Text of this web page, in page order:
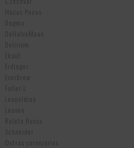
Hocus Pocus
Dogma
DeHalveMaan
Delirium
Ekaut
Erdinger
Everbrew
Fuller’s
Leopoldina
Leuven
Roleta Russa
Schneider
Outras cervejarias